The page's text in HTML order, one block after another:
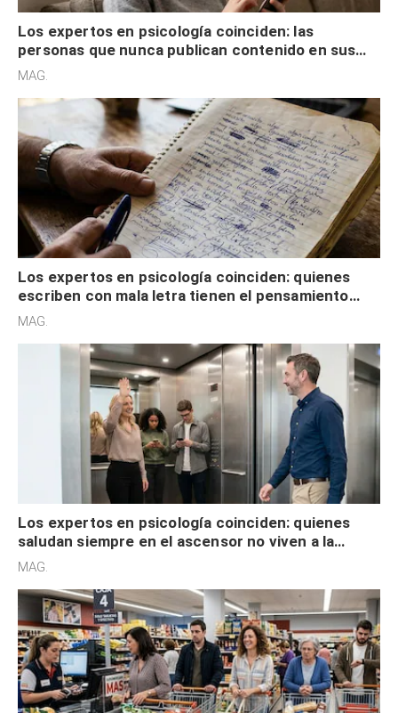
Los expertos en psicología coinciden: las
personas que nunca publican contenido en sus
redes sociales no pretenden buscar validación
MAG.
Los expertos en psicología coinciden: quienes
escriben con mala letra tienen el pensamiento
acelerado y no lo hacen por desinterés
MAG.
Los expertos en psicología coinciden: quienes
saludan siempre en el ascensor no viven a la
defensiva y tienen apertura social
MAG.